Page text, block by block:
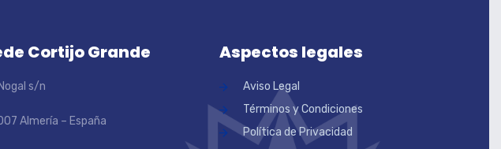
Cortijo Grande
s/n
Almería – España
Aspectos legales
Aviso Legal
Términos y Condiciones
Política de Privacidad